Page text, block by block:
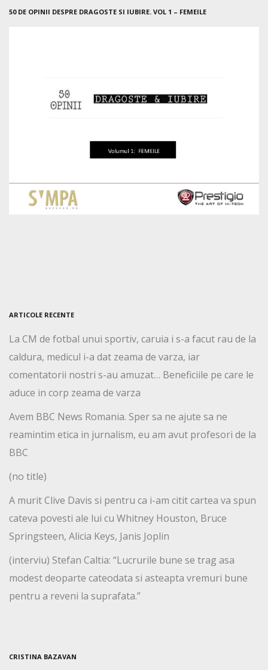
50 DE OPINII DESPRE DRAGOSTE SI IUBIRE. VOL 1 – FEMEILE
ARTICOLE RECENTE
La CM de fotbal unui sportiv, caruia i s-a facut rau de la
caldura, medicul i-a dat zeama de varza, iar
comentatorii nostri s-au amuzat… Beneficiile pe care le
aduce in corp zeama de varza
Avem BBC News Romania. Sper sa ne ajute sa ne
reamintim etica in jurnalism, eu am avut profesori de la
BBC
(no title)
A murit Clive Davis si pentru ca i-am citit cartea va spun
cateva povesti ale lui cu Whitney Houston, Bruce
Springsteen, Alicia Keys, Janis Joplin
(interviu) Stefan Caltia: “Lucrurile bune se trag asa
modest deoparte cateodata si asteapta vremuri bune
pentru a reveni la suprafata.”
CRISTINA BAZAVAN